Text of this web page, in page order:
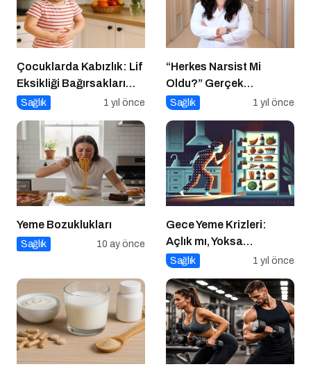
Çocuklarda Kabızlık: Lif
Eksikliği Bağırsakları
Nasıl Yavaşlatır?
Sağlık 1 yıl önce
“Herkes Narsist Mi
Oldu?” Gerçek
Narsisizm Nedir?
Sağlık 1 yıl önce
Yeme Bozuklukları
Sağlık 10 ay önce
Gece Yeme Krizleri:
Açlık mı, Yoksa
Duygusal İhtiyaçlar mı?
Sağlık 1 yıl önce